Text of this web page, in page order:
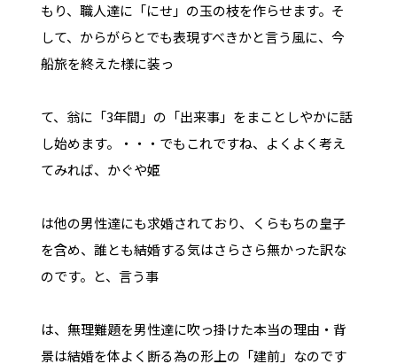
もり、職人達に「にせ」の玉の枝を作らせます。そ
して、からがらとでも表現すべきかと言う風に、今
船旅を終えた様に装っ
て、翁に「3年間」の「出来事」をまことしやかに話
し始めます。・・・でもこれですね、よくよく考え
てみれば、かぐや姫
は他の男性達にも求婚されており、くらもちの皇子
を含め、誰とも結婚する気はさらさら無かった訳な
のです。と、言う事
は、無理難題を男性達に吹っ掛けた本当の理由・背
景は結婚を体よく断る為の形上の「建前」なのです